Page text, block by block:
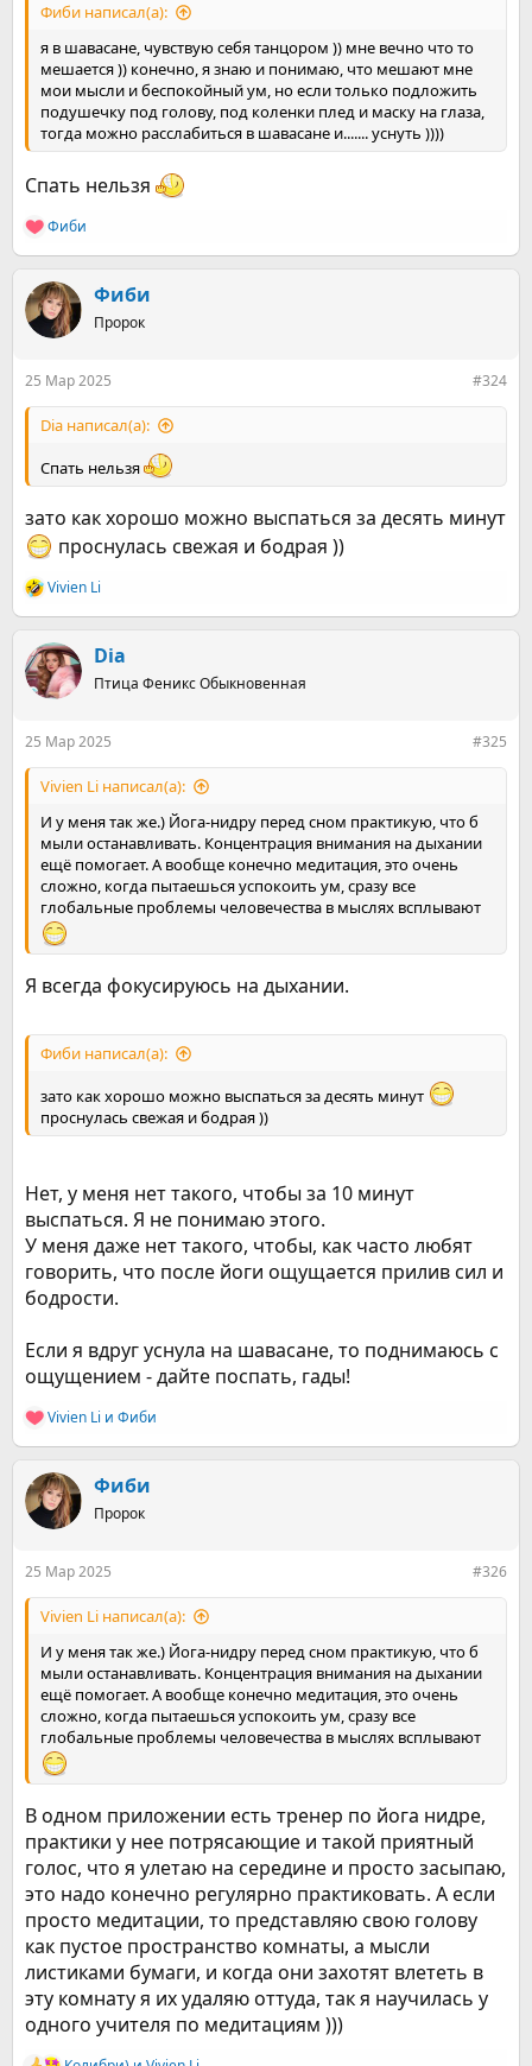
Фиби написал(а):
я в шавасане, чувствую себя танцором )) мне вечно что то
мешается )) конечно, я знаю и понимаю, что мешают мне
мои мысли и беспокойный ум, но если только подложить
подушечку под голову, под коленки плед и маску на глаза,
тогда можно расслабиться в шавасане и....... уснуть ))))
Спать нельзя
Р
е
к
ц
и
Фиби
Фиби
Пророк
25 Мар 2025 #324
Dia написал(а):
Спать нельзя
зато как хорошо можно выспаться за десять минут
проснулась свежая и бодрая ))
Р
е
к
ц
и
Vivien Li
Dia
Птица Феникс Обыкновенная
25 Мар 2025 #325
Vivien Li написал(а):
И у меня так же.) Йога-нидру перед сном практикую, что б
мыли останавливать. Концентрация внимания на дыхании
ещё помогает. А вообще конечно медитация, это очень
сложно, когда пытаешься успокоить ум, сразу все
глобальные проблемы человечества в мыслях всплывают
Я всегда фокусируюсь на дыхании.
Фиби написал(а):
зато как хорошо можно выспаться за десять минут
проснулась свежая и бодрая ))
Нет, у меня нет такого, чтобы за 10 минут
выспаться. Я не понимаю этого.
У меня даже нет такого, чтобы, как часто любят
говорить, что после йоги ощущается прилив сил и
бодрости.
Если я вдруг уснула на шавасане, то поднимаюсь с
ощущением - дайте поспать, гады!
Р
е
к
ц
и
Vivien Li и Фиби
Фиби
Пророк
25 Мар 2025 #326
Vivien Li написал(а):
И у меня так же.) Йога-нидру перед сном практикую, что б
мыли останавливать. Концентрация внимания на дыхании
ещё помогает. А вообще конечно медитация, это очень
сложно, когда пытаешься успокоить ум, сразу все
глобальные проблемы человечества в мыслях всплывают
В одном приложении есть тренер по йога нидре,
практики у нее потрясающие и такой приятный
голос, что я улетаю на середине и просто засыпаю,
это надо конечно регулярно практиковать. А если
просто медитации, то представляю свою голову
как пустое пространство комнаты, а мысли
листиками бумаги, и когда они захотят влететь в
эту комнату я их удаляю оттуда, так я научилась у
одного учителя по медитациям )))